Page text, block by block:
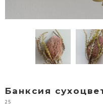
Банксия
25